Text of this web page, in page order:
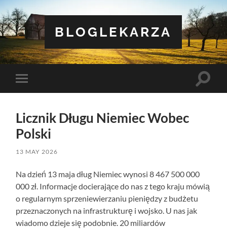
BLOGLEKARZA
Toggle
mobile
Toggle
Licznik Długu Niemiec Wobec
Polski
13 MAY 2026
Na dzień 13 maja dług Niemiec wynosi 8 467 500 000
000 zł. Informacje docierające do nas z tego kraju mówią
o regularnym sprzeniewierzaniu pieniędzy z budżetu
przeznaczonych na infrastrukturę i wojsko. U nas jak
wiadomo dzieje się podobnie. 20 miliardów